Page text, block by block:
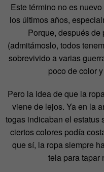
Este término no es
los últimos años,
Porque, después
(admitámoslo, todos
sobrevivido a varias
poco de color
Pero la idea de que la
viene de lejos. Ya en la
togas indicaban el estatus
ciertos colores podía
que sí, la ropa siempre
tela para tapar